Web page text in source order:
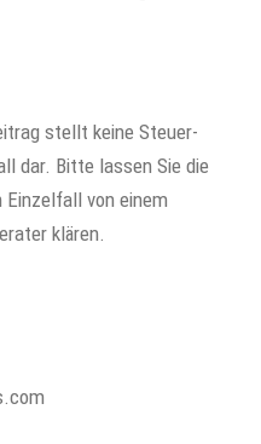
stellt keine Steuer-
dar. Bitte lassen Sie die
von einem
klären.